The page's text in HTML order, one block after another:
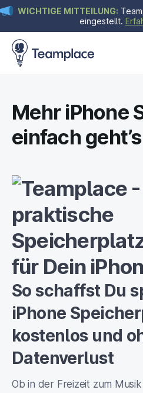
WICHTIGE MITTEILUNG:
eingestellt.
So funktioniert’s
Pläne & Preise
Mehr iPhone
einfach geht’s
So schaffst Du
iPhone
kostenlos und
Datenverlust
Ob in der Freizeit zum